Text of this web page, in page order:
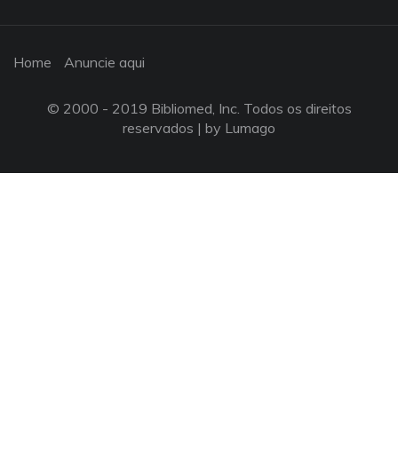
Home Anuncie aqui
© 2000 - 2019 Bibliomed, Inc. Todos os direitos
reservados | by Lumago